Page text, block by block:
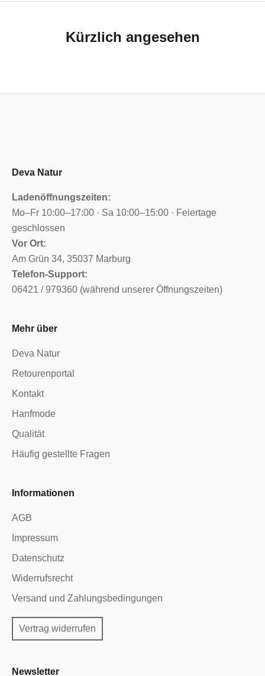
Kürzlich angesehen
Deva Natur
Ladenöffnungszeiten:
Mo–Fr 10:00–17:00 · Sa 10:00–15:00 · Feiertage
geschlossen
Vor Ort:
Am Grün 34, 35037 Marburg
Telefon-Support:
06421 / 979360 (während unserer Öffnungszeiten)
Mehr über
Deva Natur
Retourenportal
Kontakt
Hanfmode
Qualität
Häufig gestellte Fragen
Informationen
AGB
Impressum
Datenschutz
Widerrufsrecht
Versand und Zahlungsbedingungen
Vertrag widerrufen
Newsletter